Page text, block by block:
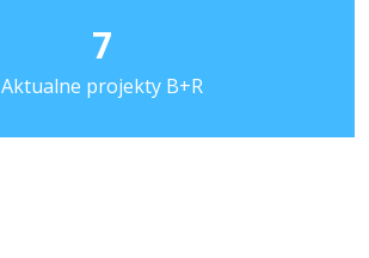
7
Aktualne projekty B+R